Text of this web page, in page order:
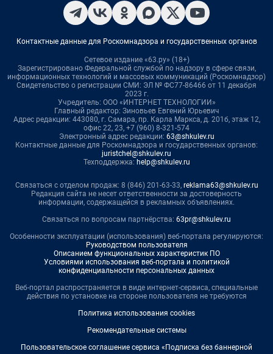
Контактные данные для Роскомнадзора и государственных органов
Сетевое издание «63.ру» (18+)
Зарегистрировано Федеральной службой по надзору в сфере связи,
информационных технологий и массовых коммуникаций (Роскомнадзор)
Свидетельство о регистрации СМИ: ЭЛ № ФС77-86466 от 11 декабря
2023 г.
Учредитель: ООО «ИНТЕРНЕТ ТЕХНОЛОГИИ»
Главный редактор: Зиновьев Евгений Юрьевич
Адрес редакции: 443080, г. Самара, пр. Карла Маркса, д. 201б, этаж 12,
офис 22, 23, +7 (960) 8-321-574
Электронный адрес редакции: 63@shkulev.ru
Контактные данные для Роскомнадзора и государственных органов:
juristchel@shkulev.ru
Техподдержка: help@shkulev.ru
Связаться с отделом продаж: 8 (846) 201-63-33, reklama63@shkulev.ru
Редакция сайта не несет ответственности за достоверность
информации, содержащейся в рекламных объявлениях.
Связаться по вопросам партнёрства: 63pr@shkulev.ru
Особенности эксплуатации (использования) веб-портала регулируются:
Руководством пользователя
Описанием функциональных характеристик ПО
Условиями использования веб-портала и политикой
конфиденциальности персональных данных
Веб-портал распространяется в виде интернет-сервиса, специальные
действия по установке на стороне пользователя не требуются
Политика использования cookies
Рекомендательные системы
Пользовательское соглашение сервиса «Подписка без баннерной